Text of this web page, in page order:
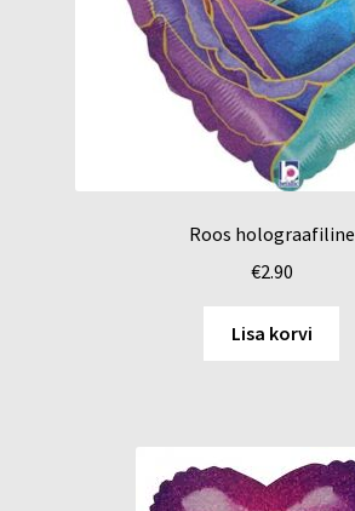
Roos holograafiline
€2.90
Lisa korvi